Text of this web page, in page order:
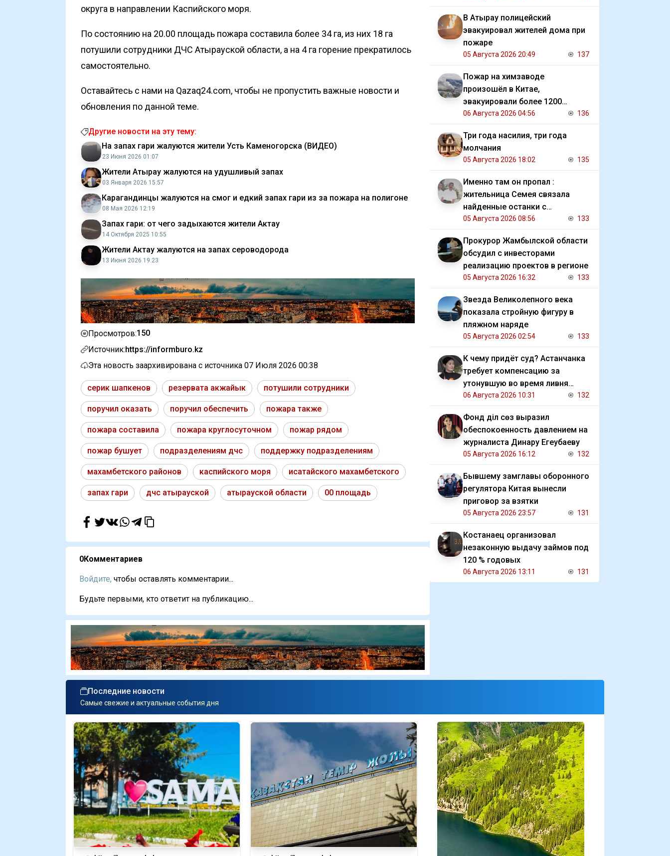
округа в направлении Каспийского моря.
По состоянию на 20.00 площадь пожара составила более 34 га, из них 18 га
потушили сотрудники ДЧС Атырауской области, а на 4 га горение прекратилось
самостоятельно.
Оставайтесь с нами на Qazaq24.com, чтобы не пропустить важные новости и
обновления по данной теме.
Другие новости на эту тему:
На запах гари жалуются жители Усть Каменогорска (ВИДЕО)
23 Июня 2026 01:07
Жители Атырау жалуются на удушливый запах
03 Января 2026 15:57
Карагандинцы жалуются на смог и едкий запах гари из за пожара на полигоне
08 Мая 2026 12:19
Запах гари: от чего задыхаются жители Актау
14 Октября 2025 10:55
Жители Актау жалуются на запах сероводорода
13 Июня 2026 19:23
Просмотров:150
Источник:https://informburo.kz
Эта новость заархивирована с источника 07 Июля 2026 00:38
серик шапкенов резервата акжайык потушили сотрудники
поручил оказать поручил обеспечить пожара также
пожара составила пожара круглосуточном пожар рядом
пожар бушует подразделениям дчс поддержку подразделениям
махамбетского районов каспийского моря исатайского махамбетского
запах гари дчс атырауской атырауской области 00 площадь
0Комментариев
Войдите, чтобы оставлять комментарии...
Будьте первыми, кто ответит на публикацию...
В Атырау полицейский
эвакуировал жителей дома при
пожаре
05 Августа 2026 20:49 137
Пожар на химзаводе
произошёл в Китае,
эвакуировали более 1200
человек
06 Августа 2026 04:56 136
Три года насилия, три года
молчания
05 Августа 2026 18:02 135
Именно там он пропал :
жительница Семея связала
найденные останки с
исчезновением отца
05 Августа 2026 08:56 133
Прокурор Жамбылской области
обсудил с инвесторами
реализацию проектов в регионе
05 Августа 2026 16:32 133
Звезда Великолепного века
показала стройную фигуру в
пляжном наряде
05 Августа 2026 02:54 133
К чему придёт суд? Астанчанка
требует компенсацию за
утонувшую во время ливня
иномарку
06 Августа 2026 10:31 132
Фонд Әділ сөз выразил
обеспокоенность давлением на
журналиста Динару Егеубаеву
05 Августа 2026 16:12 132
Бывшему замглавы оборонного
регулятора Китая вынесли
приговор за взятки
05 Августа 2026 23:57 131
Костанаец организовал
незаконную выдачу займов под
120 % годовых
06 Августа 2026 13:11 131
Последние новости
Самые свежие и актуальные события дня